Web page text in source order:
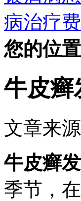
病治疗
您的位置
牛皮癣
文章来源
牛皮癣
季节，